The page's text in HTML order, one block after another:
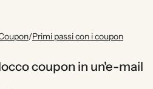
/Primi passi con i coupon
coupon in un'e-mail